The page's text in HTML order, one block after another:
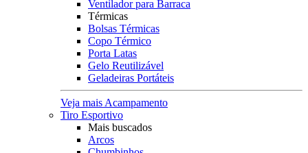
Ventilador para Barraca
Térmicas
Bolsas Térmicas
Copo Térmico
Porta Latas
Gelo Reutilizável
Geladeiras Portáteis
Veja mais Acampamento
Tiro Esportivo
Mais buscados
Arcos